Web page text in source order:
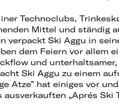
Technoclubs,
Mittel und ständig
verpackt Ski Aggu in
dem Feiern vor allem
und
Ski Aggu zu einem
Atze” hat einiges vor
„Aprés Ski